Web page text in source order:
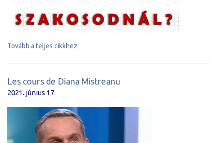
Tovább a teljes cikkhez
Les cours de Diana Mistreanu
2021. június 17.